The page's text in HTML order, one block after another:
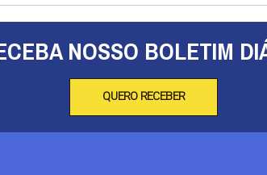
NOSSO BOLETIM
QUERO RECEBER